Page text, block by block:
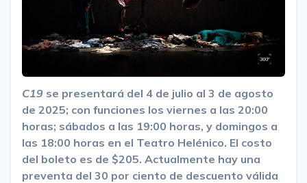
C19 se presentará del 4 de julio al 3 de agosto
de 2025; con funciones los viernes a las 20:00
horas; sábados a las 19:00 horas, y domingos a
las 18:00 horas en el Teatro Helénico. El costo
del boleto es de $205. Actualmente hay una
preventa del 30 por ciento de descuento válida